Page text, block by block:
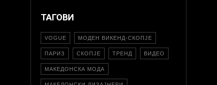
ТАГОВИ
VOGUE МОДЕН ВИКЕНД-СКОПЈЕ
ПАРИЗ СКОПЈЕ ТРЕНД ВИДЕО
МАКЕДОНСКА МОДА